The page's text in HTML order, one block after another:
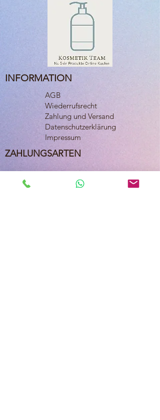
INFORMATION
AGB
Wiederrufsrecht
Zahlung und Versand
Datenschutzerklärung
Impressum
ZAHLUNGSARTEN